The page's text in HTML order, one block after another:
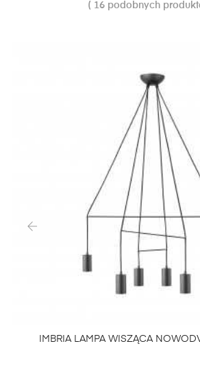
( 16 podobnych
IMBRIA LAMPA WISZĄCA